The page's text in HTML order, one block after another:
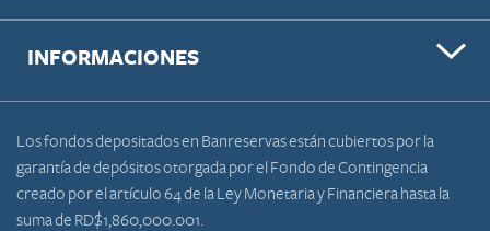
INFORMACIONES
Los fondos depositados en Banreservas están cubiertos por la
garantía de depósitos otorgada por el Fondo de Contingencia
creado por el artículo 64 de la Ley Monetaria y Financiera hasta la
suma de RD$1,860,000.001.